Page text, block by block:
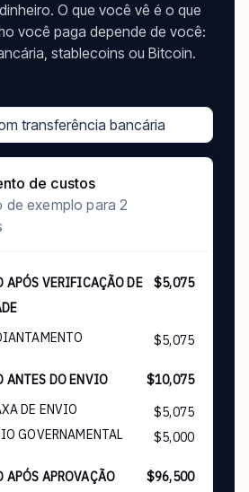
O que você vê é o que
você paga depende de você:
stablecoins ou Bitcoin.
transferência bancária
de custos
de exemplo para 2
APÓS VERIFICAÇÃO DE
$5,075
$5,075
ANTES DO ENVIO
$10,075
DE ENVIO
$5,075
GOVERNAMENTAL
$5,000
APÓS APROVAÇÃO $96,500